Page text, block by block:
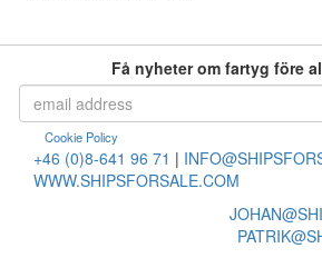
Få nyheter om fartyg före
Cookie Policy
+46 (0)8-641 96 71 |
WWW.SHIPSFORSALE.COM